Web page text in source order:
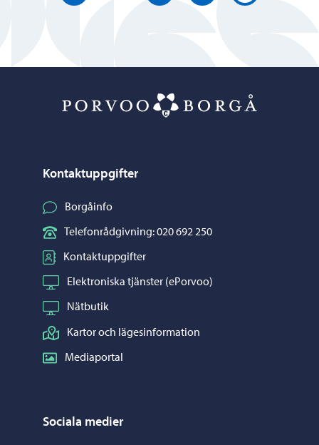
Kontaktuppgifter
Borgåinfo
Telefonrådgivning: 020 692 250
Kontaktuppgifter
Elektroniska tjänster (ePorvoo)
Nätbutik
Kartor och lägesinformation
Mediaportal
Sociala medier